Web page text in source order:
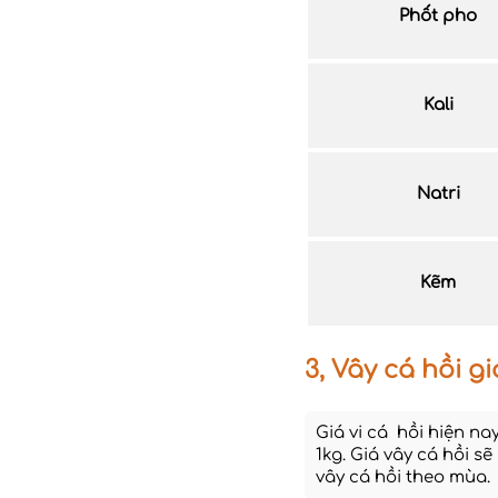
Phốt pho
Kali
Natri
Kẽm
3, Vây cá hồi
Giá vi cá hồi hiện
1kg. Giá vây cá hồi
vây cá hồi theo mùa.